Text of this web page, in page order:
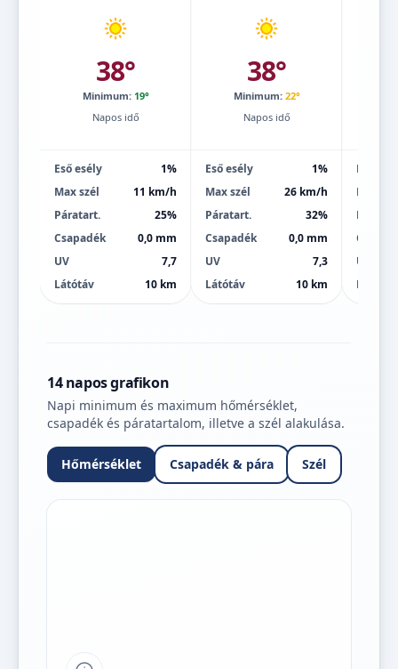
38°
Minimum: 19°
Napos idő
Eső esély
1%
Max szél
11 km/h
Páratart.
25%
Csapadék
0,0 mm
UV
7,7
Látótáv
10 km
38°
Minimum: 22°
Napos idő
Eső esély
1%
Max szél
26 km/h
Páratart.
32%
Csapadék
0,0 mm
UV
7,3
Látótáv
10 km
Eső
Max
UV
Látótáv
14 napos grafikon
Napi minimum és maximum hőmérséklet,
csapadék és páratartalom, illetve a szél alakulása.
Hőmérséklet Csapadék & pára Szél